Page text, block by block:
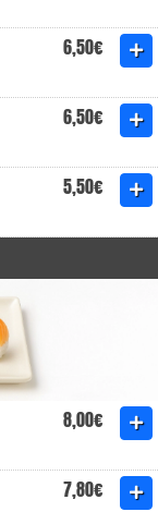
6,50€
6,50€
5,50€
8,00€
7,80€